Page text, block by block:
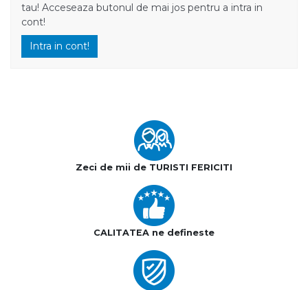
tau! Acceseaza butonul de mai jos pentru a intra in
cont!
Intra in cont!
Zeci de mii de TURISTI FERICITI
CALITATEA ne defineste